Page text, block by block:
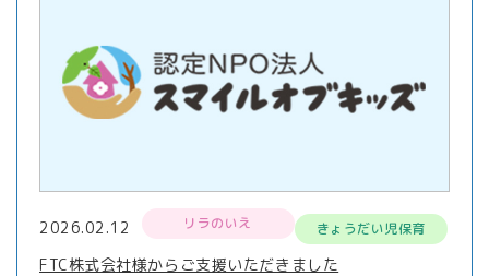
2026.02.12 リラのいえ きょうだい児保育
FTC株式会社様からご支援いただきました